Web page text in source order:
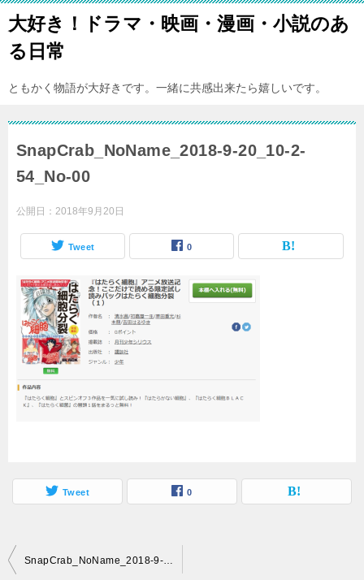
大好き！ドラマ・映画・漫画・小説のあ
る日常
ともかく物語が大好きです。一緒に共感出来たら嬉しいです。
SnapCrab_NoName_2018-9-20_10-2-
54_No-00
公開日： 2018年9月20日
Tweet 0
Tweet 0
投
SnapCrab_NoName_2018-9-20_10-2-54_No-00